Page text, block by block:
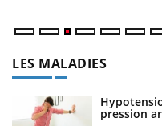
LES MALADIES
pression